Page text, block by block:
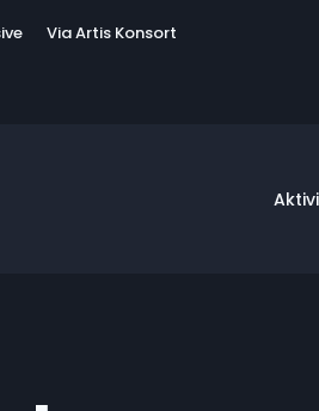
Via Artis Konsort